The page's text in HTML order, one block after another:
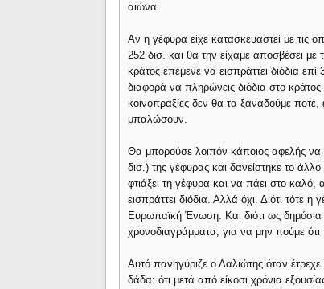
αιώνα.
Αν η γέφυρα είχε κατασκευαστεί με τις
252 δισ. και θα την είχαμε αποσβέσει με
κράτος επέμενε να εισπράττει διόδια
διαφορά να πληρώνεις διόδια στο κράτος
κοινοπραξίες δεν θα τα ξαναδούμε
μπαλώσουν.
Θα μπορούσε λοιπόν κάποιος αφελής
δισ.) της γέφυρας και δανείστηκε το
φτιάξει τη γέφυρα και να πάει στο
εισπράττει διόδια. Αλλά όχι. Διότι
Ευρωπαϊκή Ένωση. Και διότι ως
χρονοδιαγράμματα, για να μην πούμε
Αυτό πανηγύριζε ο Λαλιώτης όταν
δάδα: ότι μετά από είκοσι χρόνια